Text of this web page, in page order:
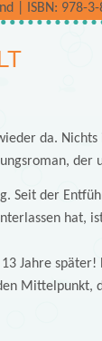
| ISBN: 978-
da. Nichts
der
Seit der
hat,
Jahre
Mittelpunkt,